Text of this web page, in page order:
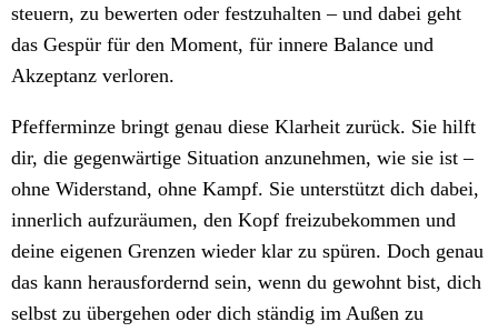
steuern, zu bewerten oder festzuhalten – und dabei geht
das Gespür für den Moment, für innere Balance und
Akzeptanz verloren.
Pfefferminze bringt genau diese Klarheit zurück. Sie hilft
dir, die gegenwärtige Situation anzunehmen, wie sie ist –
ohne Widerstand, ohne Kampf. Sie unterstützt dich dabei,
innerlich aufzuräumen, den Kopf freizubekommen und
deine eigenen Grenzen wieder klar zu spüren. Doch genau
das kann herausfordernd sein, wenn du gewohnt bist, dich
selbst zu übergehen oder dich ständig im Außen zu